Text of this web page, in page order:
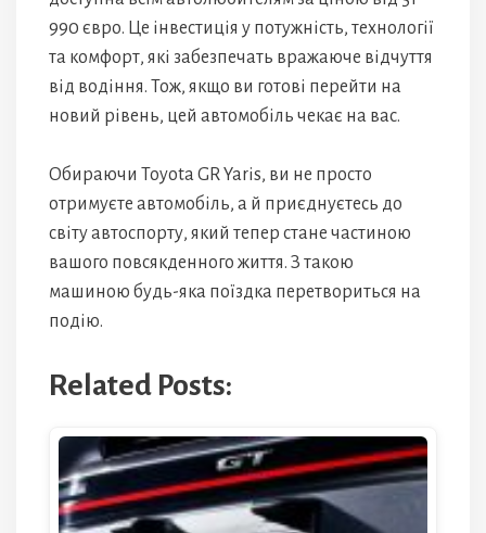
990 євро. Це інвестиція у потужність, технології
та комфорт, які забезпечать вражаюче відчуття
від водіння. Тож, якщо ви готові перейти на
новий рівень, цей автомобіль чекає на вас.
Обираючи Toyota GR Yaris, ви не просто
отримуєте автомобіль, а й приєднуєтесь до
світу автоспорту, який тепер стане частиною
вашого повсякденного життя. З такою
машиною будь-яка поїздка перетвориться на
подію.
Related Posts: